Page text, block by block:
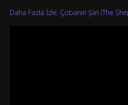
Daha Fazla İzle: Çobanın Şiiri (The